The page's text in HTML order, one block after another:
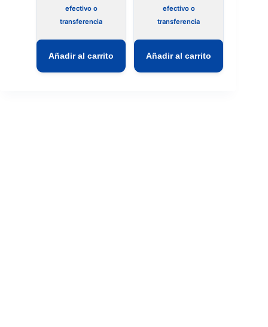
efectivo o
transferencia
Añadir al carrito
efectivo o
transferencia
Añadir al carrito